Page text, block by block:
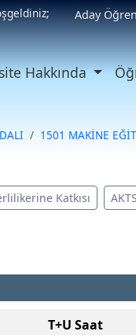
Aday
Hakkında
1501 MAKİNE
Katkısı
T+U Saat